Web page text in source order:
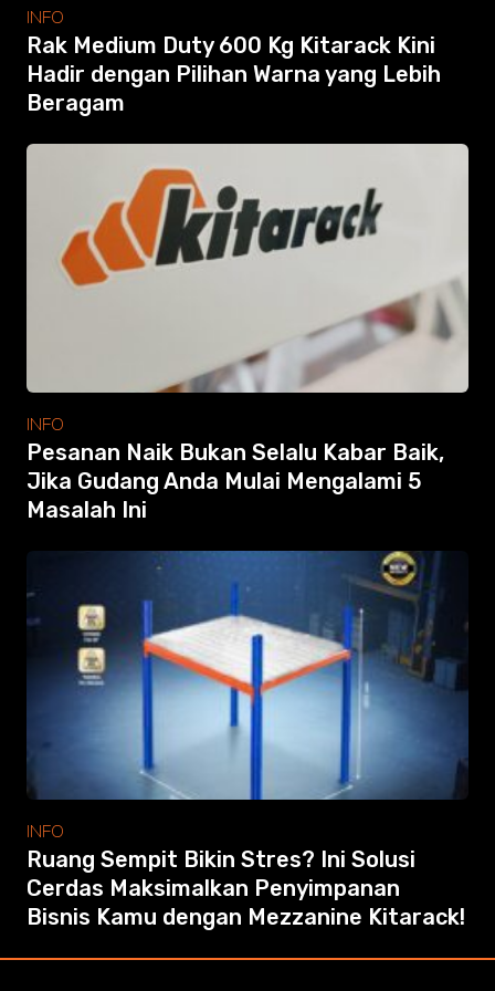
Accessories
Info
Gallery
Photo
Video
Contact
INFO
Rak Medium Duty 600 Kg Kitarack Kini
Hadir dengan Pilihan Warna yang Lebih
Beragam
INFO
Pesanan Naik Bukan Selalu Kabar Baik,
Jika Gudang Anda Mulai Mengalami 5
Masalah Ini
INFO
Ruang Sempit Bikin Stres? Ini Solusi
Cerdas Maksimalkan Penyimpanan
Bisnis Kamu dengan Mezzanine Kitarack!